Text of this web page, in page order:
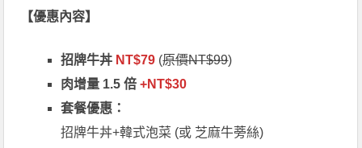
【優惠內容】
招牌牛丼 NT$79 (原價NT$99)
肉增量 1.5 倍+NT$30
套餐優惠：
招牌牛丼+韓式泡菜 (或 芝麻牛蒡絲)